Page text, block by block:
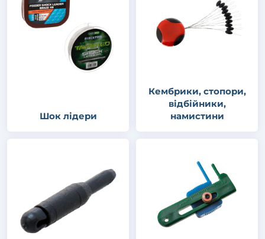
Шок лідери
Кембрики, стопори,
відбійники,
намистини